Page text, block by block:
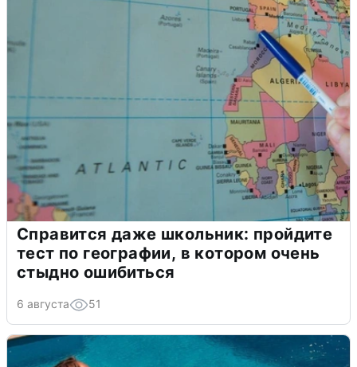
Справится даже школьник: пройдите
тест по географии, в котором очень
стыдно ошибиться
6 августа 51